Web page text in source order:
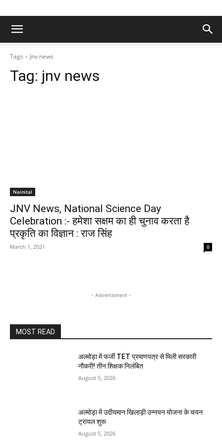
Tags Jnv news
Tag: jnv news
Nainital
JNV News, National Science Day
Celebration :- हमेशा सक्षम का ही चुनाव करता है
प्रकृति का विज्ञान : राज सिंह
March 1, 2021 0
- Advertisment -
MOST READ
अल्मोड़ा में फर्जी TET प्रमाणपत्र से मिली सरकारी
नौकरी! तीन शिक्षक निलंबित
August 5, 2026
अल्मोड़ा में उदीयमान खिलाड़ी उन्नयन योजना के चयन
ट्रायल शुरू
August 5, 2026